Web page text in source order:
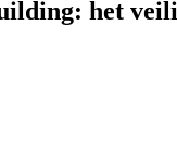
het